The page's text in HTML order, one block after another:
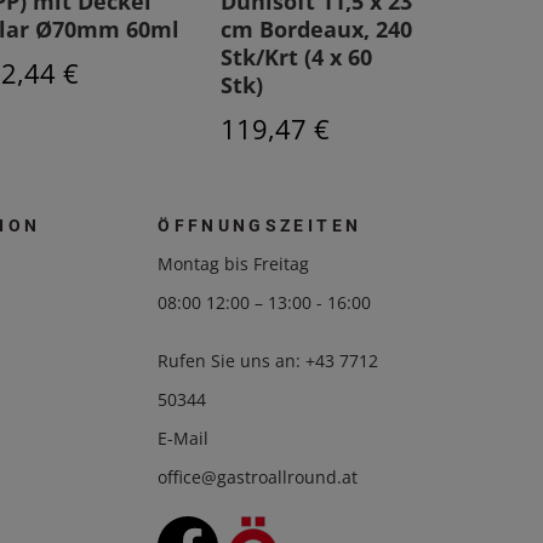
Ø70mm 60ml
€
cm Bordeaux, 240
Stk/Krt (4 x 60
Stk)
119,47 €
ÖFFNUNGSZEITEN
Montag bis Freitag
08:00 12:00 – 13:00 - 16:00
Rufen Sie uns an:+43 7712
50344
E-Mail
office@gastroallround.at